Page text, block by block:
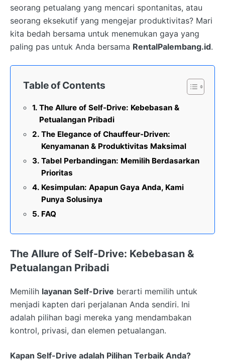
seorang petualang yang mencari spontanitas, atau
seorang eksekutif yang mengejar produktivitas? Mari
kita bedah bersama untuk menemukan gaya yang
paling pas untuk Anda bersama RentalPalembang.id.
Table of Contents
The Allure of Self-Drive: Kebebasan &
Petualangan Pribadi
The Elegance of Chauffeur-Driven:
Kenyamanan & Produktivitas Maksimal
Tabel Perbandingan: Memilih Berdasarkan
Prioritas
Kesimpulan: Apapun Gaya Anda, Kami
Punya Solusinya
FAQ
The Allure of Self-Drive: Kebebasan &
Petualangan Pribadi
Memilih layanan Self-Drive berarti memilih untuk
menjadi kapten dari perjalanan Anda sendiri. Ini
adalah pilihan bagi mereka yang mendambakan
kontrol, privasi, dan elemen petualangan.
Kapan Self-Drive adalah Pilihan Terbaik Anda?